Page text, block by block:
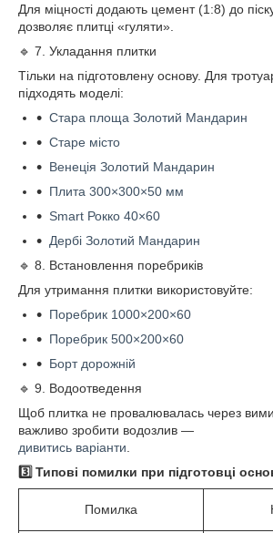
Для міцності додають цемент (1:8) до
дозволяє плитці «гуляти».
🔹 7. Укладання плитки
Тільки на підготовлену основу. Для
підходять моделі:
Стара площа Золотий Мандарин
Старе місто
Венеція Золотий Мандарин
Плита 300×300×50 мм
Smart Рокко 40×60
Дербі Золотий Мандарин
🔹 8. Встановлення поребриків
Для утримання плитки використовуйте:
Поребрик 1000×200×60
Поребрик 500×200×60
Борт дорожній
🔹 9. Водоотведення
Щоб плитка не провалювалась через
важливо зробити водозлив —
дивитись варіанти
3️⃣ Типові помилки при підготовці
Помилка